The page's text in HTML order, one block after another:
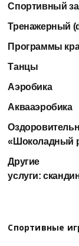
Спортивный
Тренажерный
Программы
Танцы
Аэробика
Аквааэробика
«Шоколадный
Другие
услуги:
Спортивные